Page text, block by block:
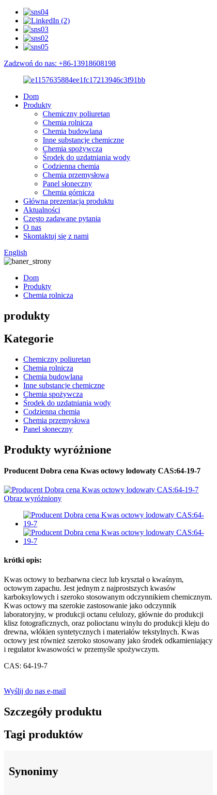
Zadzwoń do nas: +86-13918608198
Dom
Produkty
Chemiczny poliuretan
Chemia rolnicza
Chemia budowlana
Inne substancje chemiczne
Chemia spożywcza
Środek do uzdatniania wody
Codzienna chemia
Chemia przemysłowa
Panel słoneczny
Chemia górnicza
Główna prezentacja produktu
Aktualności
Często zadawane pytania
O nas
Skontaktuj się z nami
English
Dom
Produkty
Chemia rolnicza
produkty
Kategorie
Chemiczny poliuretan
Chemia rolnicza
Chemia budowlana
Inne substancje chemiczne
Chemia spożywcza
Środek do uzdatniania wody
Codzienna chemia
Chemia przemysłowa
Panel słoneczny
Produkty wyróżnione
Producent Dobra cena Kwas octowy lodowaty CAS:64-19-7
krótki opis:
Kwas octowy to bezbarwna ciecz lub kryształ o kwaśnym,
octowym zapachu. Jest jednym z najprostszych kwasów
karboksylowych i szeroko stosowanym odczynnikiem chemicznym.
Kwas octowy ma szerokie zastosowanie jako odczynnik
laboratoryjny, w produkcji octanu celulozy, głównie do produkcji
klisz fotograficznych, oraz polioctanu winylu do produkcji kleju do
drewna, włókien syntetycznych i materiałów tekstylnych. Kwas
octowy jest również szeroko stosowany jako środek odkamieniający
i regulator kwasowości w przemyśle spożywczym.
CAS: 64-19-7
Wyślij do nas e-mail
Szczegóły produktu
Tagi produktów
Synonimy